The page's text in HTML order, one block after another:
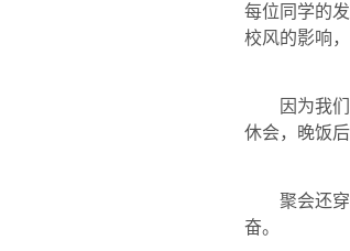
每位同学的
校风的影响
因为我
休会，晚饭
聚会还
奋。